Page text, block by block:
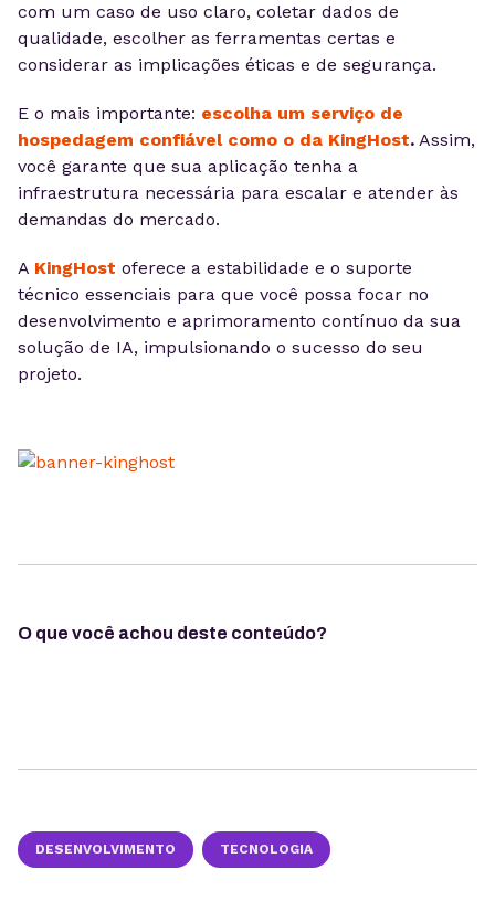
com um caso de uso claro, coletar dados de
qualidade, escolher as ferramentas certas e
considerar as implicações éticas e de segurança.
E o mais importante: escolha um serviço de
hospedagem confiável como o da KingHost. Assim,
você garante que sua aplicação tenha a
infraestrutura necessária para escalar e atender às
demandas do mercado.
A KingHost oferece a estabilidade e o suporte
técnico essenciais para que você possa focar no
desenvolvimento e aprimoramento contínuo da sua
solução de IA, impulsionando o sucesso do seu
projeto.
O que você achou deste conteúdo?
DESENVOLVIMENTO TECNOLOGIA